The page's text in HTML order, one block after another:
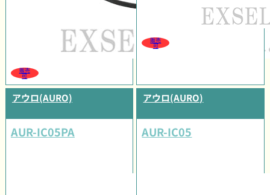
販売
可
販売
可
アウロ(AURO)
AUR-IC05PA
アウロ(AURO)
AUR-IC05